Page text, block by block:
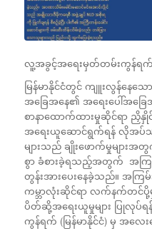
လူ့အခွင့်အရေးမှတ်တမ်းကွန်ရက်-(
မြန်မာနိုင်ငံတွင် ကျူးလွန်နေ
အခြေအနေ၏ အရေးပေါ်အခ
စာနာထောက်ထားမှုဆိုင်ရာ ညှိ
အရေးယူဆောင်ရွက်ရန် လိုအပ်သ
များသည် ချိုးဖောက်မှုများ
စွာ ခံစားခဲ့ရသည့်အတွက် အကြမ်
တွန်းအားပေးနေခဲ့သည်။ အကြမ်
ကမ္ဘာလုံးဆိုင်ရာ လက်နက်တင်ပို့
ပိတ်ဆို့အရေးယူမှုများ ပြုလုပ်
ကွန်ရက် (မြန်မာနိုင်ငံ) မှ​ အလ